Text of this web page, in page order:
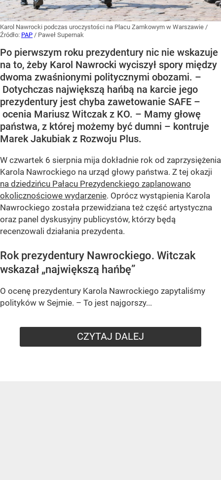
Karol Nawrocki podczas uroczystości na Placu Zamkowym w Warszawie /
Źródło: PAP / Paweł Supernak
Po pierwszym roku prezydentury nic nie wskazuje
na to, żeby Karol Nawrocki wyciszył spory między
dwoma zwaśnionymi politycznymi obozami. –
Dotychczas największą hańbą na karcie jego
prezydentury jest chyba zawetowanie SAFE –
ocenia Mariusz Witczak z KO. – Mamy głowę
państwa, z której możemy być dumni – kontruje
Marek Jakubiak z Rozwoju Plus.
W czwartek 6 sierpnia mija dokładnie rok od zaprzysiężenia
Karola Nawrockiego na urząd głowy państwa. Z tej okazji
na dziedzińcu Pałacu Prezydenckiego zaplanowano
okolicznościowe wydarzenie. Oprócz wystąpienia Karola
Nawrockiego została przewidziana też część artystyczna
oraz panel dyskusyjny publicystów, którzy będą
recenzowali działania prezydenta.
Rok prezydentury Nawrockiego. Witczak
wskazał „największą hańbę”
O ocenę prezydentury Karola Nawrockiego zapytaliśmy
polityków w Sejmie. – To jest najgorszy...
CZYTAJ DALEJ